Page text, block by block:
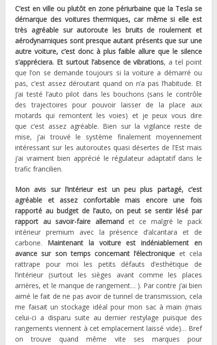
C’est en ville ou plutôt en zone périurbaine que la Tesla se
démarque des voitures thermiques, car même si elle est
très agréable sur autoroute les bruits de roulement et
aérodynamiques sont presque autant présents que sur une
autre voiture, c’est donc à plus faible allure que le silence
s’appréciera. Et surtout l’absence de vibrations, a tel point
que l’on se demande toujours si la voiture a démarré ou
pas, c’est assez déroutant quand on n’a pas l’habitude. Et
j’ai testé l’auto pilot dans les bouchons (sans le contrôle
des trajectoires pour pouvoir laisser de la place aux
motards qui remontent les voies) et je peux vous dire
que c’est assez agréable. Bien sur la vigilance reste de
mise, j’ai trouvé le système finalement moyennement
intéressant sur les autoroutes quasi désertes de l’Est mais
j’ai vraiment bien apprécié le régulateur adaptatif dans le
trafic francilien.
Mon avis sur l’intérieur est un peu plus partagé, c’est
agréable et assez confortable mais encore une fois
rapporté au budget de l’auto, on peut se sentir lésé par
rapport au savoir-faire allemandet ce malgré le pack
intérieur premium avec la présence d’alcantara et de
carbone. Maintenant la voiture est indéniablement en
avance sur son temps concernant l’électronique et cela
rattrape pour moi les petits défauts d’esthétique de
l’intérieur (surtout les sièges avant comme les places
arrières, et le manque de rangement… ). Par contre j’ai bien
aimé le fait de ne pas avoir de tunnel de transmission, cela
me faisait un stockage idéal pour mon sac à main (mais
celui-ci a disparu suite au dernier restylage puisque des
rangements viennent à cet emplacement laissé vide)… Bref
on trouve quand même vite ses marques pour